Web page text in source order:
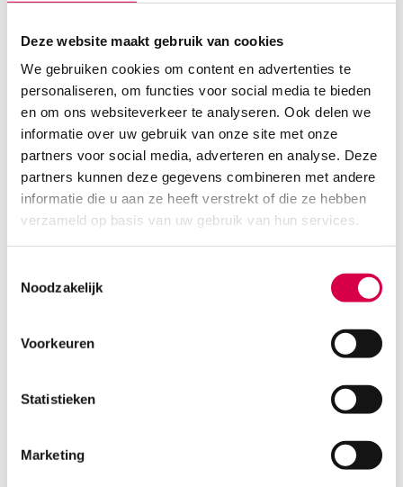
Deze website maakt gebruik van cookies
We gebruiken cookies om content en advertenties te
personaliseren, om functies voor social media te bieden
en om ons websiteverkeer te analyseren. Ook delen we
informatie over uw gebruik van onze site met onze
partners voor social media, adverteren en analyse. Deze
partners kunnen deze gegevens combineren met andere
informatie die u aan ze heeft verstrekt of die ze hebben
verzameld op basis van uw gebruik van hun services.
Noodzakelijk
Voorkeuren
Statistieken
Marketing
Heine Gamma G7/G5/GP bloeddrukmanchet,
baby, 1 slang (set)
HEINE
1 stuk, 6cm x 28cm, baby
31.86